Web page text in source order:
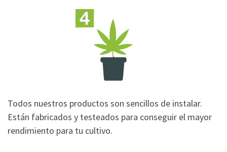
Todos nuestros productos son sencillos de instalar.
Están fabricados y testeados para conseguir el mayor
rendimiento para tu cultivo.